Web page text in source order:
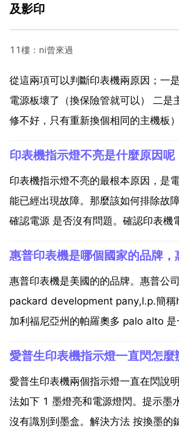
及影印
11樓：ni曾來過
從這兩項可以判斷印表機兩原因；一
電源板壞了（換保險管就可以） 二是
修不好，只有重新換個相同的主機板）
印表機指示燈不亮的最根本原因，是
能已經出現故障。那麼該如何排除故
確認電源 是否沒有問題。確認印表機
保險絲是否燒毀。更換相同規格的保
的零件是否燒毀或有電路現象。更換
印表機...
惠普印表機是美國的的品牌。惠普公
packard development pany,l.p.簡稱
加利福尼亞州的帕羅奧多 palo alto
與資訊服務等業務。惠普 hp 是世界最
it...
愛普生印表機指示燈一直閃怎麼
愛普生印表機兩個指示燈一直在閃說
法如下 1 墨燈亮和電源燈閃。提示墨
沒有識別到墨盒。解決方法 按換墨的